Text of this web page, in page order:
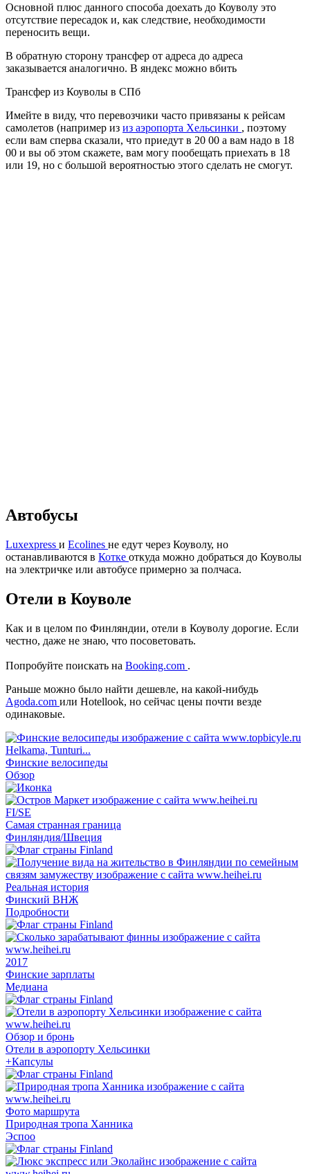
Основной плюс данного способа доехать до Коуволу это
отсутствие пересадок и, как следствие, необходимости
переносить вещи.
В обратную сторону трансфер от адреса до адреса
заказывается аналогично. В яндекс можно вбить
Трансфер из Коуволы в СПб
Имейте в виду, что перевозчики часто привязаны к рейсам
самолетов (например из из аэропорта Хельсинки , поэтому
если вам сперва сказали, что приедут в 20 00 а вам надо в 18
00 и вы об этом скажете, вам могу пообещать приехать в 18
или 19, но с большой вероятностью этого сделать не смогут.
Автобусы
Luxexpress и Ecolines не едут через Коуволу, но
останавливаются в Котке откуда можно добраться до Коуволы
на электричке или автобусе примерно за полчаса.
Отели в Коуволе
Как и в целом по Финляндии, отели в Коуволу дорогие. Если
честно, даже не знаю, что посоветовать.
Попробуйте поискать на Booking.com .
Раньше можно было найти дешевле, на какой-нибудь
Agoda.com или Hotellook, но сейчас цены почти везде
одинаковые.
Helkama, Tunturi...
Финские велосипеды
Обзор
FI/SE
Самая странная граница
Финляндия/Швеция
Реальная история
Финский ВНЖ
Подробности
2017
Финские зарплаты
Медиана
Обзор и бронь
Отели в аэропорту Хельсинки
+Капсулы
Фото маршрута
Природная тропа Ханника
Эспоо